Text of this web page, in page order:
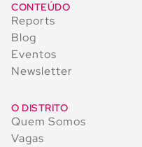
CONTEÚDO
Reports
Blog
Eventos
Newsletter
O DISTRITO
Quem Somos
Vagas